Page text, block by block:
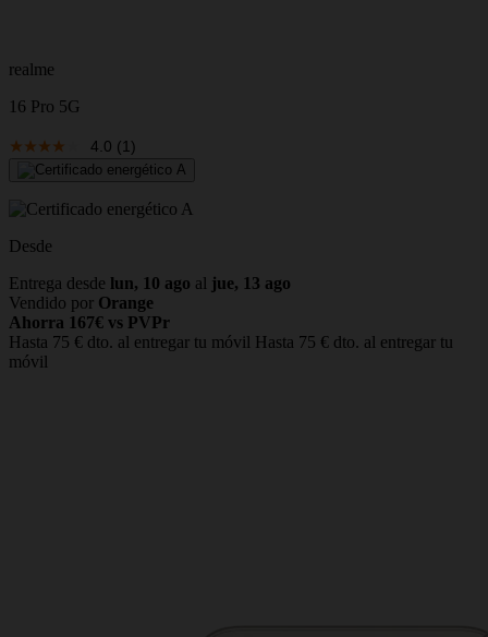
realme
16 Pro 5G
4.0 (1)
Desde
Entrega desde lun, 10 ago al jue, 13 ago
Vendido por Orange
Ahorra 167€ vs PVPr
Hasta 75 € dto. al entregar tu móvil Hasta 75 € dto. al entregar tu
móvil